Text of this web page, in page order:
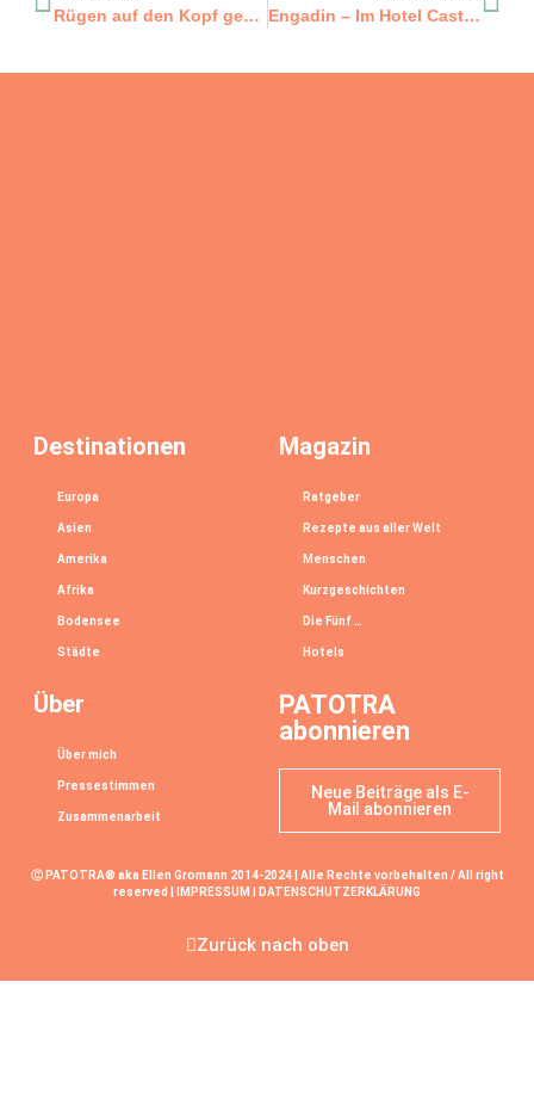
Rügen auf den Kopf gestellt! Engadin – Im Hotel Castell auf die feine Art entdecken
Destinationen
Europa
Asien
Amerika
Afrika
Bodensee
Städte
Magazin
Ratgeber
Rezepte aus aller Welt
Menschen
Kurzgeschichten
Die Fünf …
Hotels
Über
Über mich
Pressestimmen
Zusammenarbeit
PATOTRA
abonnieren
Neue Beiträge als E-
Mail abonnieren
Ⓒ PATOTRA® aka Ellen Gromann 2014-2024 | Alle Rechte vorbehalten / All right
reserved |
IMPRESSUM DATENSCHUTZERKLÄRUNG
Zurück nach oben